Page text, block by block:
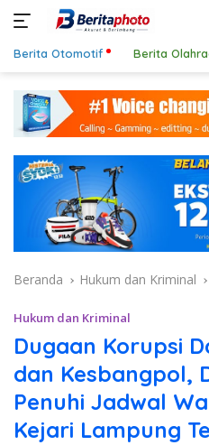
konten
Berita Otomotif Berita
Beranda Hukum dan Kriminal
Hukum dan Kriminal
Dugaan Korupsi
dan Kesbangpol,
Penuhi Jadwal
Kejari Lampung